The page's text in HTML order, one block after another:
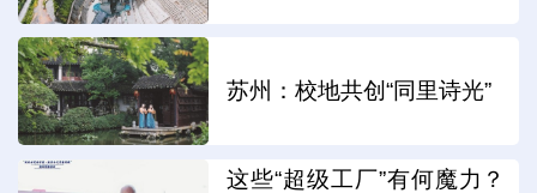
苏州：校地共创“同里诗光”
这些“超级工厂”有何魔力？